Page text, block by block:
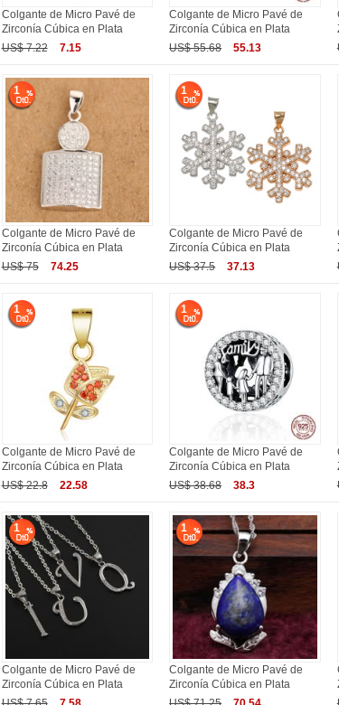
Colgante de Micro Pavé de
Zirconía Cúbica en Plata
US$ 7.22
7.15
Colgante de Micro Pavé de
Zirconía Cúbica en Plata
US$ 55.68
55.13
1
Colgante de Micro Pavé de
Zirconía Cúbica en Plata
US$ 75
74.25
1
Colgante de Micro Pavé de
Zirconía Cúbica en Plata
US$ 37.5
37.13
1
Colgante de Micro Pavé de
Zirconía Cúbica en Plata
US$ 22.8
22.58
1
Colgante de Micro Pavé de
Zirconía Cúbica en Plata
US$ 38.68
38.3
1
Colgante de Micro Pavé de
Zirconía Cúbica en Plata
1
Colgante de Micro Pavé de
Zirconía Cúbica en Plata